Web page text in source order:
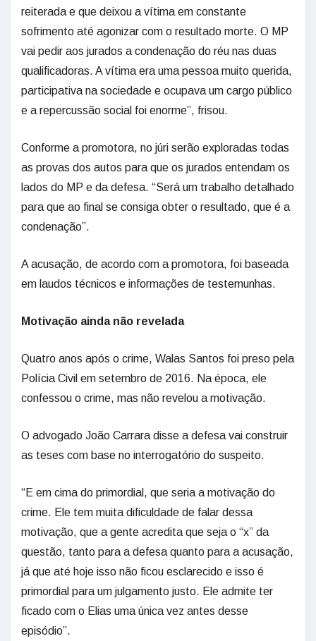
reiterada e que deixou a vítima em constante
sofrimento até agonizar com o resultado morte. O MP
vai pedir aos jurados a condenação do réu nas duas
qualificadoras. A vítima era uma pessoa muito querida,
participativa na sociedade e ocupava um cargo público
e a repercussão social foi enorme”, frisou.
Conforme a promotora, no júri serão exploradas todas
as provas dos autos para que os jurados entendam os
lados do MP e da defesa. “Será um trabalho detalhado
para que ao final se consiga obter o resultado, que é a
condenação”.
A acusação, de acordo com a promotora, foi baseada
em laudos técnicos e informações de testemunhas.
Motivação ainda não revelada
Quatro anos após o crime, Walas Santos foi preso pela
Polícia Civil em setembro de 2016. Na época, ele
confessou o crime, mas não revelou a motivação.
O advogado João Carrara disse a defesa vai construir
as teses com base no interrogatório do suspeito.
“E em cima do primordial, que seria a motivação do
crime. Ele tem muita dificuldade de falar dessa
motivação, que a gente acredita que seja o “x” da
questão, tanto para a defesa quanto para a acusação,
já que até hoje isso não ficou esclarecido e isso é
primordial para um julgamento justo. Ele admite ter
ficado com o Elias uma única vez antes desse
episódio”.